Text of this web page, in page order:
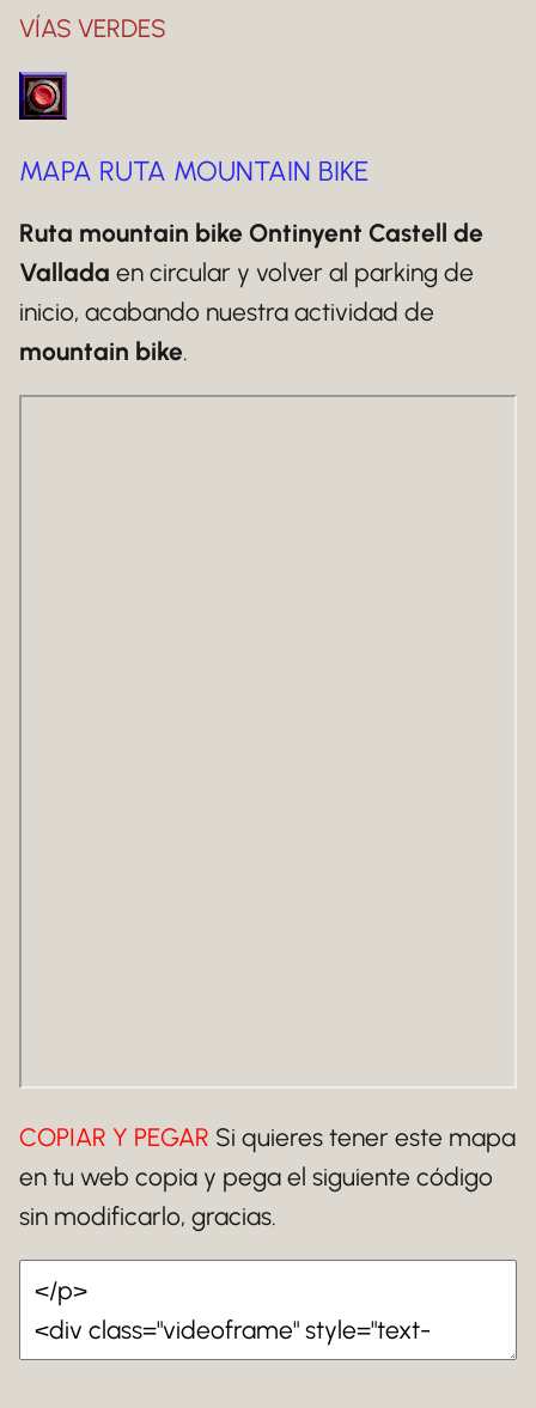
VÍAS VERDES
MAPA RUTA MOUNTAIN BIKE
Ruta mountain bike Ontinyent Castell de
Vallada en circular y volver al parking de
inicio, acabando nuestra actividad de
mountain bike.
COPIAR Y PEGAR Si quieres tener este mapa
en tu web copia y pega el siguiente código
sin modificarlo, gracias.